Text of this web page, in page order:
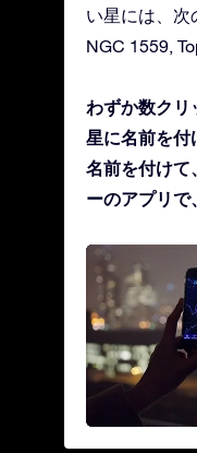
い星には、次
NGC 1559,
わずか数ク
星に名前を付
名前を付けて
ーのアプリで